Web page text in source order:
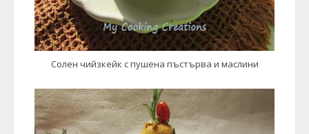
Солен чийзкейк с пушена пъстърва и маслини